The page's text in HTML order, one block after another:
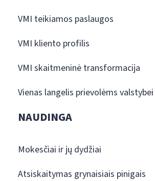
VMI teikiamos paslaugos
VMI kliento profilis
VMI skaitmeninė transformacija
Vienas langelis prievolėms
NAUDINGA
Mokesčiai ir jų dydžiai
Atsiskaitymas grynaisiais pinigais